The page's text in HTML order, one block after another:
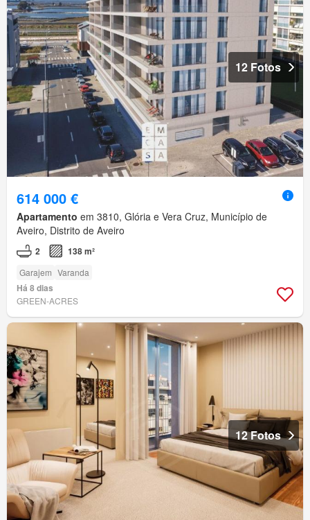
12 Fotos
614 000 €
Apartamento em 3810, Glória e Vera Cruz, Município de
Aveiro, Distrito de Aveiro
2 138 m²
Garajem Varanda
Há 8 dias
GREEN-ACRES
12 Fotos